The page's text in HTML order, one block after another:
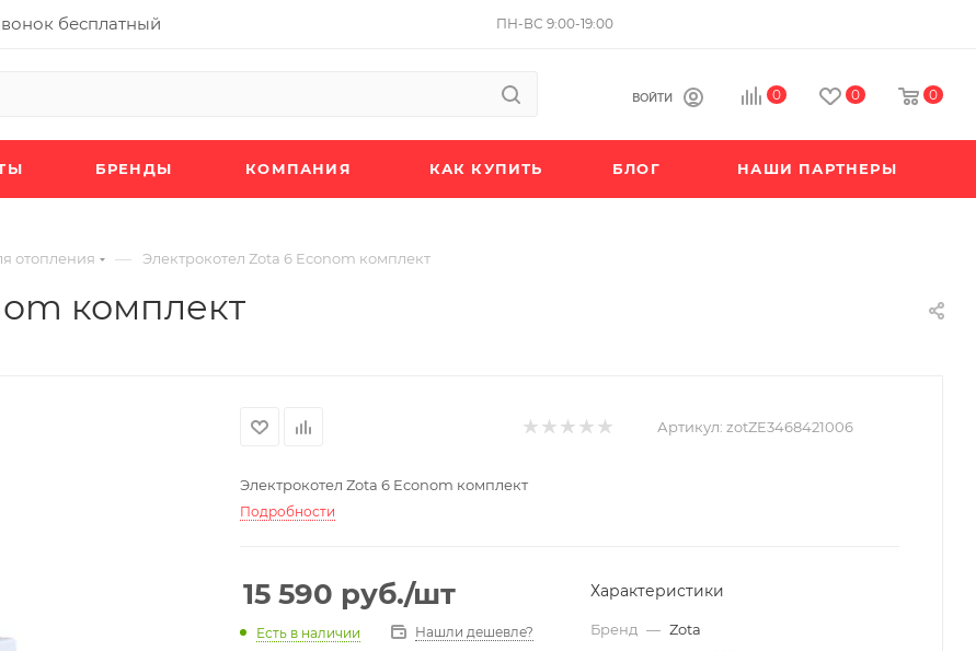
бесплатный ПН-ВС 9:00-19:00
ВОЙТИ 0 0 0
БРЕНДЫ КОМПАНИЯ КАК КУПИТЬ БЛОГ НАШИ ПАРТНЕРЫ
отопления — Электрокотел Zota 6 Econom комплект
комплект
Артикул: zotZE3468421006
Электрокотел Zota 6 Econom комплект
Подробности
15 590 руб./шт
Есть в наличии Нашли дешевле?
Характеристики
Бренд — Zota